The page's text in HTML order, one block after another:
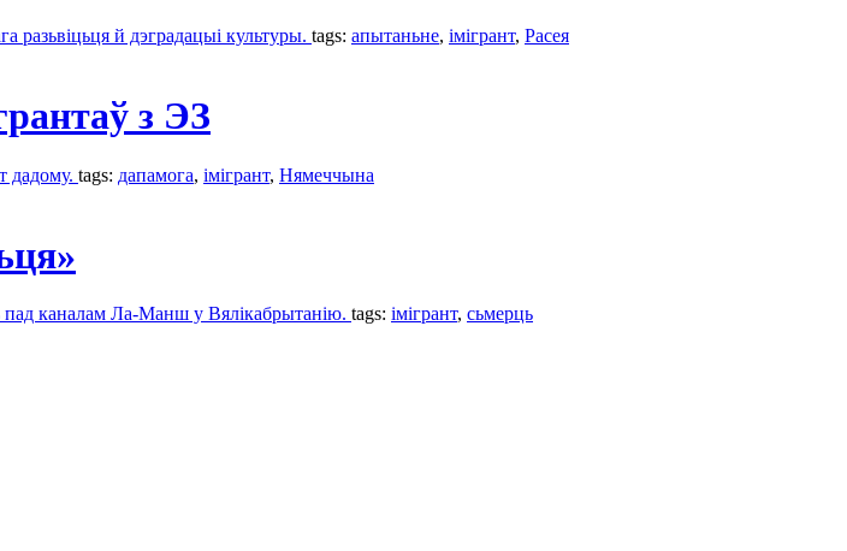
разьвіцьця й дэградацыі культуры. tags: апытаньне, імігрант, Расея
з ЭЗ
дадому. tags: дапамогa, імігрант, Нямеччына
пад каналам Ла-Манш у Вялікабрытанію. tags: імігрант, сьмерць